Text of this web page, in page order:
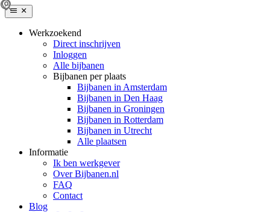
Werkzoekend
Direct inschrijven
Inloggen
Alle bijbanen
Bijbanen per plaats
Bijbanen in Amsterdam
Bijbanen in Den Haag
Bijbanen in Groningen
Bijbanen in Rotterdam
Bijbanen in Utrecht
Alle plaatsen
Informatie
Ik ben werkgever
Over Bijbanen.nl
FAQ
Contact
Blog